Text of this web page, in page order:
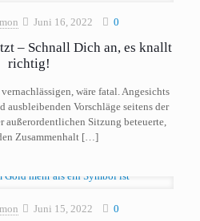
Juni 16, 2022 0
– Schnall Dich an, es knallt
richtig!
wäre fatal. Angesichts
Vorschläge seitens der
Sitzung beteuerte,
Zusammenhalt[…]
Juni 15, 2022 0